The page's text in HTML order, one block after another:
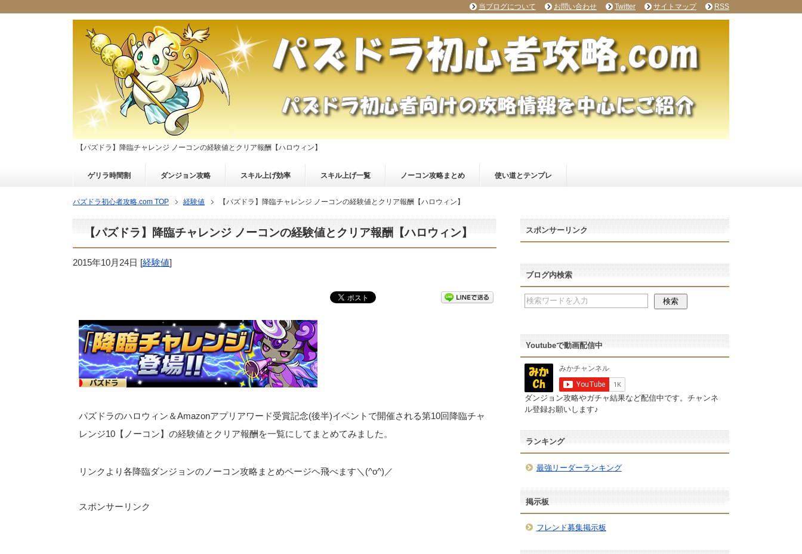
【パズドラ】降臨チャレンジ ノーコンの経験値とクリア報酬【ハロウィン】
ゲリラ時間割 ダンジョン攻略 スキル上げ効率 スキル上げ一覧 ノーコン攻略まとめ 使い道とテンプレ
パズドラ初心者攻略.com TOP 経験値 【パズドラ】降臨チャレンジ ノーコンの経験値とクリア報酬【ハロウィン】
【パズドラ】降臨チャレンジ ノーコンの経験値とクリア報酬【ハロウィン】
2015年10月24日 [経験値]
パズドラのハロウィン＆Amazonアプリアワード受賞記念(後半)イベントで開催される第10回降臨チャ
レンジ10【ノーコン】の経験値とクリア報酬を一覧にしてまとめてみました。
リンクより各降臨ダンジョンのノーコン攻略まとめページヘ飛べます＼(^o^)／
スポンサーリンク
スポンサーリンク
ブログ内検索
Youtubeで動画配信中
ダンジョン攻略やガチャ結果など配信中です。チャンネ
ル登録お願いします♪
ランキング
最強リーダーランキング
掲示板
フレンド募集掲示板
当ブログについて お問い合わせ Twitter サイトマップ RSS